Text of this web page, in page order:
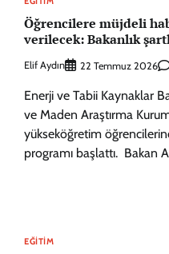
Öğrencilere müjdeli
verilecek: Bakanlık
Elif Aydın 22 Temmuz 2026
Enerji ve Tabii Kaynaklar
ve Maden Araştırma
yükseköğretim
programı başlattı. Bakan
EĞITIM